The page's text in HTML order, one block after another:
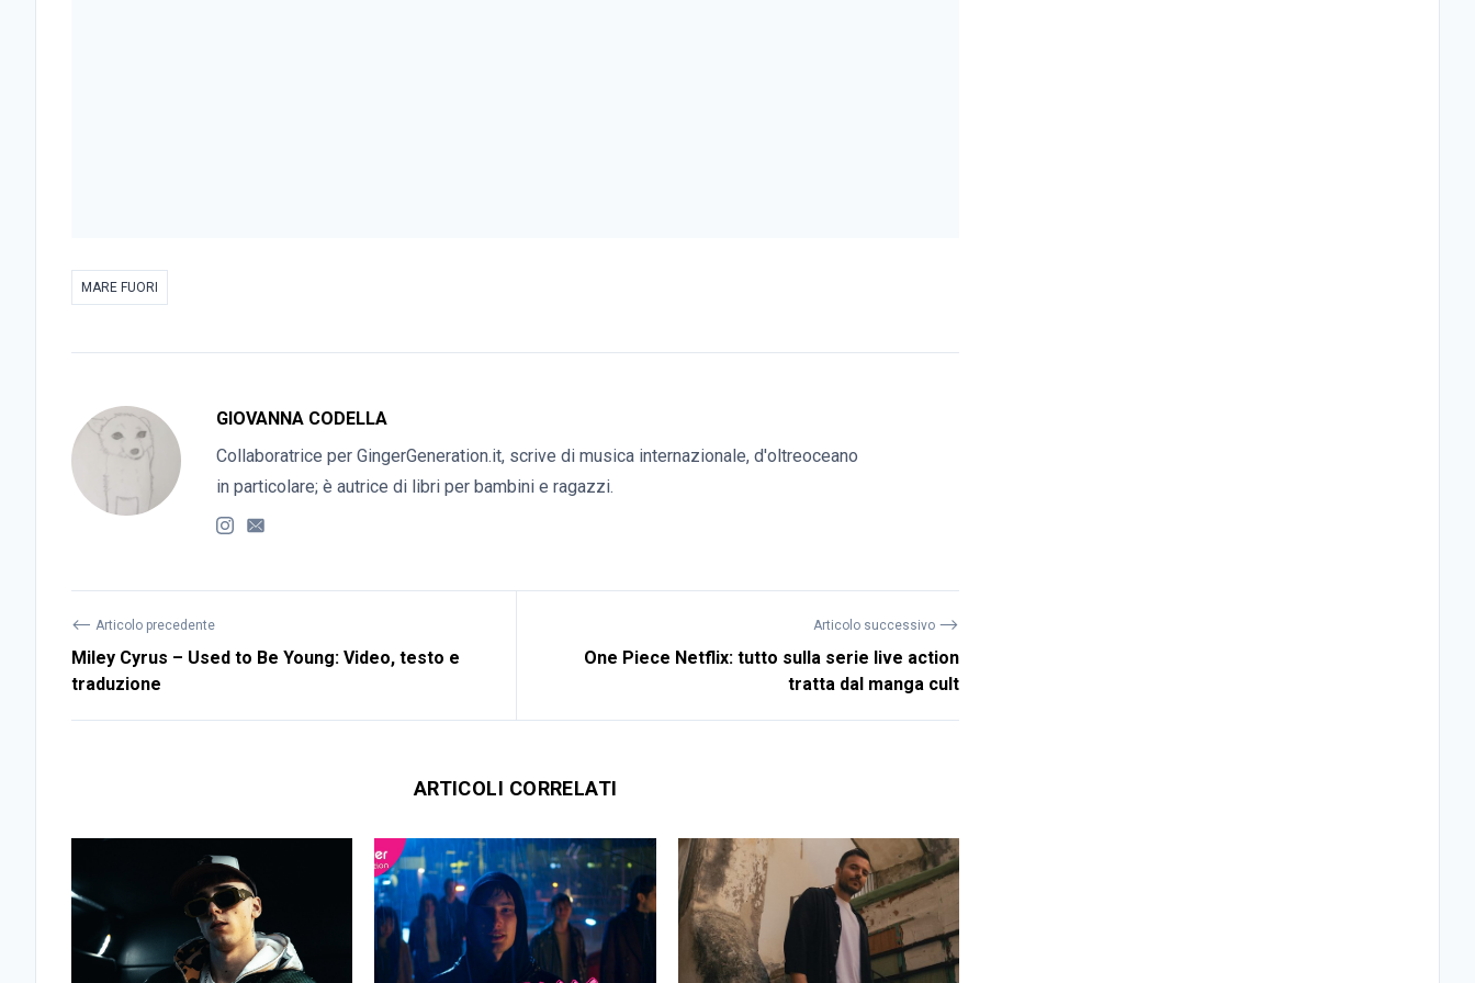
MARE FUORI
GIOVANNA CODELLA
Collaboratrice per GingerGeneration.it, scrive di musica internazionale, d'oltreoceano
in particolare; è autrice di libri per bambini e ragazzi.
⟵ Articolo precedente
Miley Cyrus – Used to Be Young: Video, testo e
traduzione
Articolo successivo ⟶
One Piece Netflix: tutto sulla serie live action
tratta dal manga cult
ARTICOLI CORRELATI